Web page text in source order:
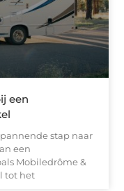
een
stap naar
een
Mobiledrôme &
tot het